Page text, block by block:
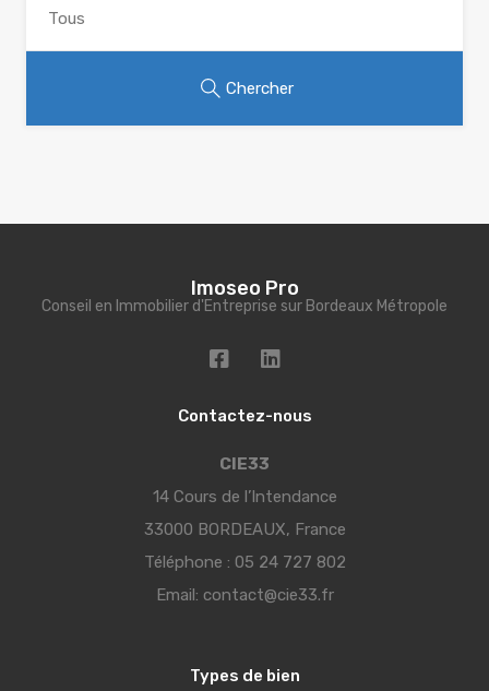
Chercher
Imoseo Pro
Conseil en Immobilier d'Entreprise sur Bordeaux Métropole
Contactez-nous
CIE33
14 Cours de l’Intendance
33000 BORDEAUX, France
Téléphone : 05 24 727 802
Email: contact@cie33.fr
Types de bien